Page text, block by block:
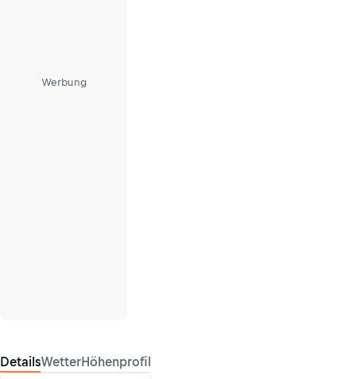
Werbung
DetailsWetterHöhenprofil